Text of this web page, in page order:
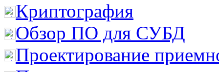
Криптография
Обзор ПО для СУБД
Проектирование